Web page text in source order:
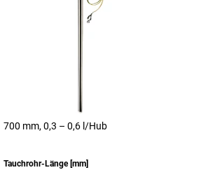
700 mm, 0,3 – 0,6 l/Hub
Tauchrohr-Länge[mm]